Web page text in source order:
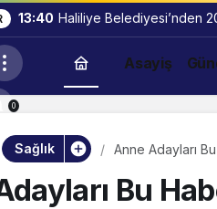
13:40 Haliliye Belediyesi’nden
Asayiş
0
Sağlık Anne Adayları
Bu